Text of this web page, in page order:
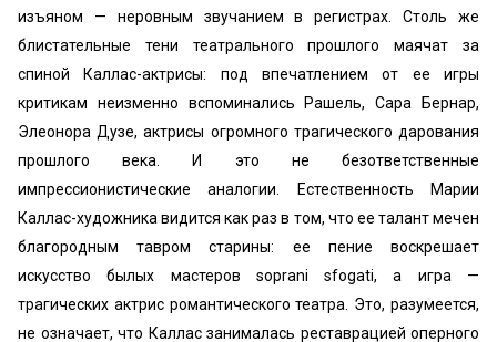
изъяном — неровным звучанием в регистрах. Столь же
блистательные тени театрального прошлого маячат за
спиной Каллас-актрисы: под впечатлением от ее игры
критикам неизменно вспоминались Рашель, Сара Бернар,
Элеонора Дузе, актрисы огромного трагического дарования
прошлого века. И это не безответственные
импрессионистические аналогии. Естественность Марии
Каллас-художника видится как раз в том, что ее талант мечен
благородным тавром старины: ее пение воскрешает
искусство былых мастеров soprani sfogati, а игра —
трагических актрис романтического театра. Это, разумеется,
не означает, что Каллас занималась реставрацией оперного